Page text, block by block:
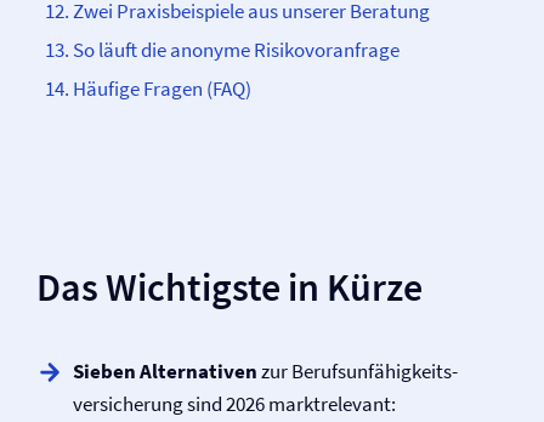
Zwei Praxisbeispiele aus unserer Beratung
So läuft die anonyme Risikovoranfrage
Häufige Fragen (FAQ)
Das Wichtigste in Kürze
Sieben Alternativenzur Berufs­unfähigkeits­
versicherung sind 2026 marktrelevant: